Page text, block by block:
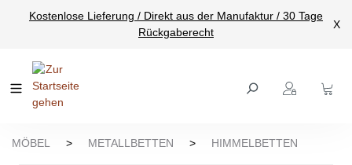
springen
Kostenlose Lieferung / Direkt aus der Manufaktur / 30 Tage
Rückgaberecht
X
MÖBEL > METALLBETTEN > HIMMELBETTEN